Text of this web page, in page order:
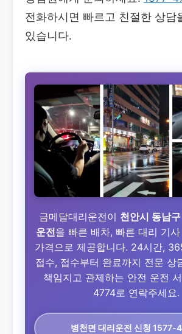
전화하시면 빠르고 친절한 상담
있습니다.
금메달대리운전이 천안시 동남
운전을 빠른 배차, 빠른 대리 기
가격으로 제공합니다. 24시간,
접수, 접수부터 완료까지 전문 상
책임지고 관제하는 안전 운전
4774로 연락주세요.
병천면 대리운전 신청 1577-